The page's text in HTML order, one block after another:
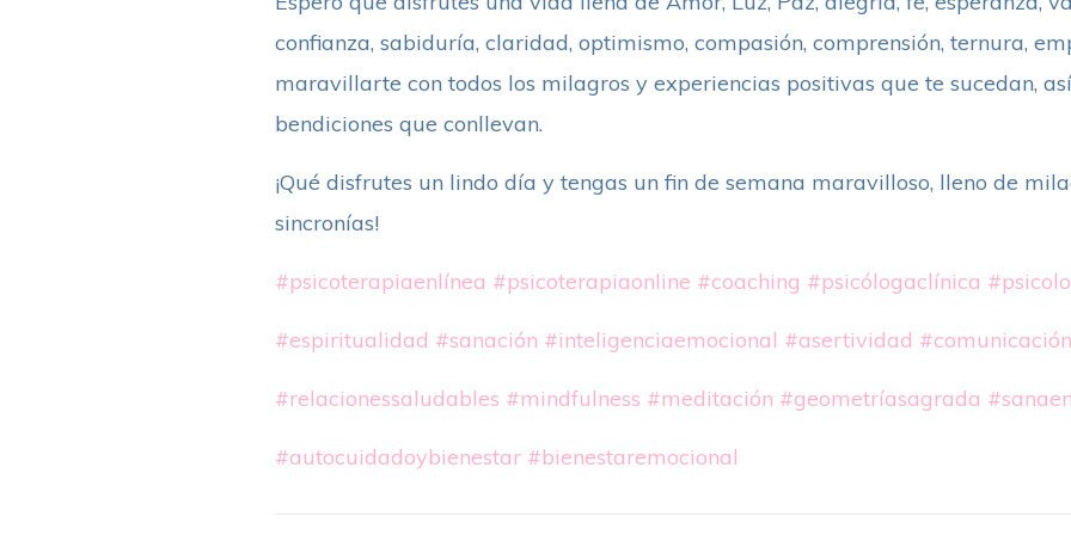
confianza, sabiduría, claridad, optimismo, compasión, comprensión, ternura,
maravillarte con todos los milagros y experiencias positivas que te sucedan,
bendiciones que conllevan.
¡Qué disfrutes un lindo día y tengas un fin de semana maravilloso, lleno de
sincronías!
#psicoterapiaenlínea #psicoterapiaonline #coaching #psicólogaclínica
#espiritualidad #sanación #inteligenciaemocional #asertividad
#relacionessaludables #mindfulness #meditación #geometríasagrada
#autocuidadoybienestar #bienestaremocional